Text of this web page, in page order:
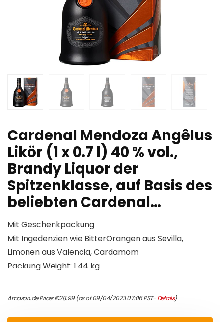
Cardenal Mendoza Angêlus
Likör (1 x 0.7 l) 40 % vol.,
Brandy Liquor der
Spitzenklasse, auf Basis des
beliebten Cardenal…
Mit Geschenkpackung
Mit Ingedenzien wie BitterOrangen aus Sevilla,
Limonen aus Valencia, Cardamom
Packung Weight: 1.44 kg
Amazon.de Price:€28.99(as of 09/04/2023 07:06 PST-Details)